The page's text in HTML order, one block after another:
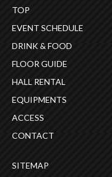
TOP
EVENT SCHEDULE
DRINK & FOOD
FLOOR GUIDE
HALL RENTAL
EQUIPMENTS
ACCESS
CONTACT
SITEMAP